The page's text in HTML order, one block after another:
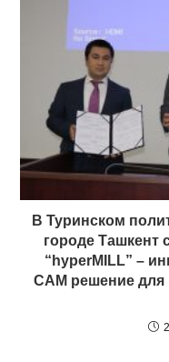
В Туринском
городе Ташкент
“hyperMILL” –
CAM решение